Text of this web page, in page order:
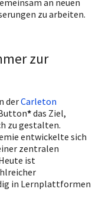
zu arbeiten.
zur
derCarleton
*das Ziel,
zu gestalten.
entwickelte sich
zentralen
ist
in Lernplattformen